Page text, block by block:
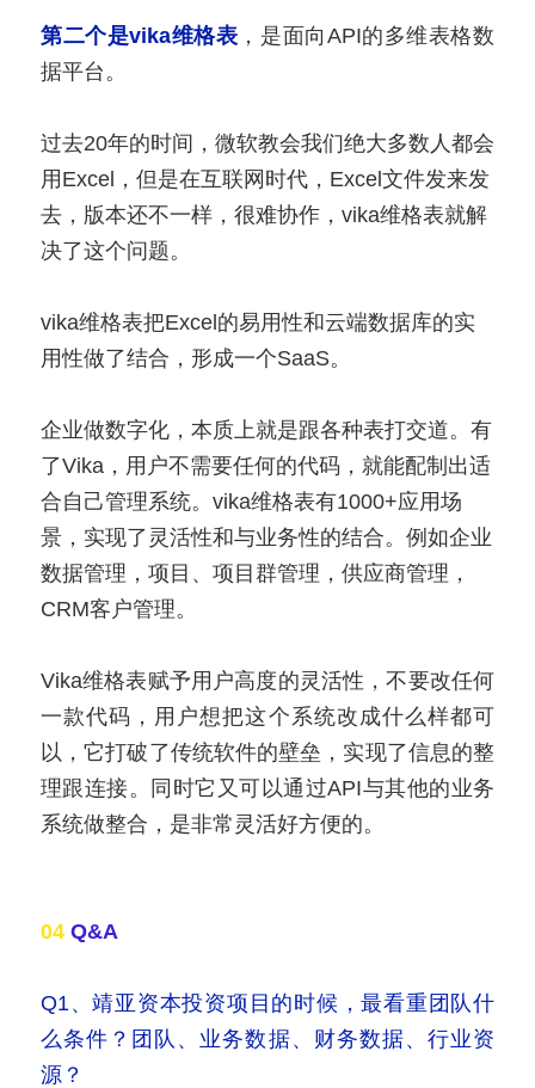
第二个是vika维格表 ，是面向API的多维表格数
据平台。
过去20年的时间，微软教会我们绝大多数人都会
用Excel，但是在互联网时代，Excel文件发来发
去，版本还不一样，很难协作，vika维格表就解
决了这个问题。
vika维格表把Excel的易用性和云端数据库的实
用性做了结合，形成一个SaaS。
企业做数字化，本质上就是跟各种表打交道。有
了Vika，用户不需要任何的代码，就能配制出适
合自己管理系统。vika维格表有1000+应用场
景，实现了灵活性和与业务性的结合。例如企业
数据管理，项目、项目群管理，供应商管理，
CRM客户管理。
Vika维格表赋予用户高度的灵活性，不要改任何
一款代码，用户想把这个系统改成什么样都可
以，它打破了传统软件的壁垒，实现了信息的整
理跟连接。同时它又可以通过API与其他的业务
系统做整合，是非常灵活好方便的。
04 Q&A
Q1、靖亚资本投资项目的时候，最看重团队什
么条件？团队、业务数据、财务数据、行业资
源？